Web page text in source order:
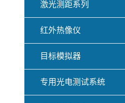
激光测距系列
红外热像仪
目标模拟器
专用光电测试系统